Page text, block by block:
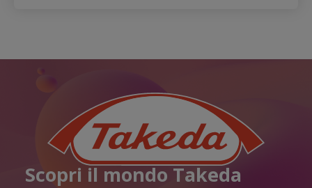
Scopri il mondo Takeda